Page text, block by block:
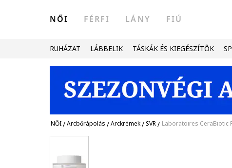
NŐI FÉRFI LÁNY FIÚ
RUHÁZAT LÁBBELIK TÁSKÁK ÉS KIEGÉSZÍTŐK
NŐI/Arcbőrápolás /Arckrémek/SVR/ Laboratoires CeraBiotic